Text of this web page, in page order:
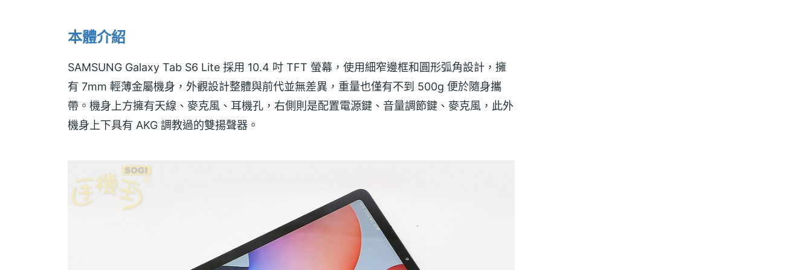
本體介紹
SAMSUNG Galaxy Tab S6 Lite 採用 10.4 吋 TFT 螢幕，使用細窄邊框和圓形弧角設計，擁
有 7mm 輕薄金屬機身，外觀設計整體與前代並無差異，重量也僅有不到 500g 便於隨身攜
帶。機身上方擁有天線、麥克風、耳機孔，右側則是配置電源鍵、音量調節鍵、麥克風，此外
機身上下具有 AKG 調教過的雙揚聲器。